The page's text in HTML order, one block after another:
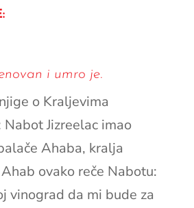
i umro je.
o Kraljevima
Jizreelac imao
Ahaba, kralja
ovako reče Nabotu:
vinograd da mi bude za